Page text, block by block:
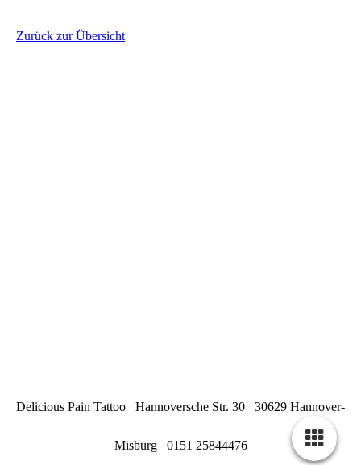
Zurück zur Übersicht
Delicious Pain Tattoo Hannoversche Str. 30 30629 Hannover-
Misburg 0151 25844476